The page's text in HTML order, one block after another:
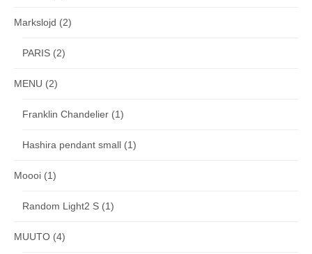
Markslojd (2)
PARIS (2)
MENU (2)
Franklin Chandelier (1)
Hashira pendant small (1)
Moooi (1)
Random Light2 S (1)
MUUTO (4)